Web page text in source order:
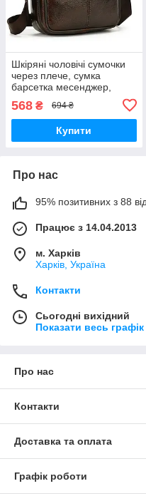
Шкіряні чоловічі сумочки
через плече, сумка
барсетка месенджер,
НАТУРАЛЬНА ШКІРА
568 ₴ 694 ₴
Купити
Про нас
95% позитивних з 88
Працює з 14.04.2013
м. Харків
Харків, Україна
Контакти
Сьогодні вихідний
Показати весь
Про нас
Контакти
Доставка та оплата
Графік роботи